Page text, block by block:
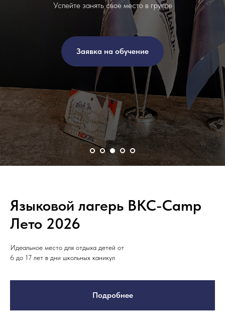
Успейте занять свое место в группе
Заявка на обучение
Языковой лагерь BKC-Camp
Лето 2026
Идеальное место для отдыха детей от
6 до 17 лет в дни школьных каникул
Подробнее